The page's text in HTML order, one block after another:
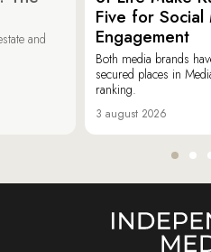
and
Five for Social
Engagement
Both media brands
secured places in
ranking.
3 august 2026